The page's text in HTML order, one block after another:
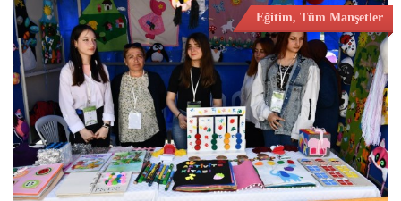
Eğitim, Tüm Manşetler